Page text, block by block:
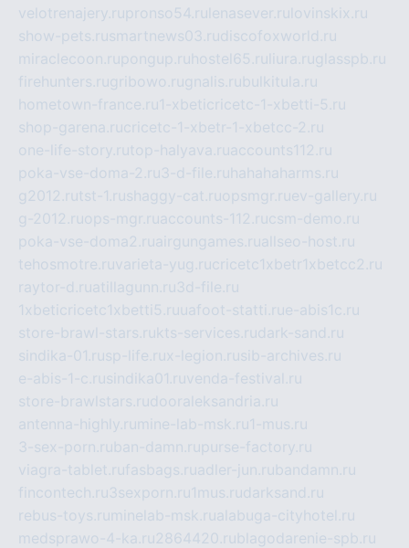
velotrenajery.rupronso54.ru lenasever.ru lovinskix.ru
show-pets.rusmartnews03.rudiscofoxworld.ru
miraclecoon.rupongup.ru hostel65.ru liura.ruglasspb.ru
firehunters.rugribowo.rugnalis.rubulkitula.ru
hometown-france.ru1-xbeticricetc-1-xbetti-5.ru
shop-garena.rucricetc-1-xbetr-1-xbetcc-2.ru
one-life-story.rutop-halyava.ruaccounts112.ru
poka-vse-doma-2.ru3-d-file.ru hahahaharms.ru
g2012.rutst-1.rushaggy-cat.ruopsmgr.ruev-gallery.ru
g-2012.ruops-mgr.ruaccounts-112.rucsm-demo.ru
poka-vse-doma2.ruairgungames.ruallseo-host.ru
tehosmotre.ruvarieta-yug.rucricetc1xbetr1xbetcc2.ru
raytor-d.ruatillagunn.ru3d-file.ru
1xbeticricetc1xbetti5.ruuafoot-statti.rue-abis1c.ru
store-brawl-stars.rukts-services.rudark-sand.ru
sindika-01.rusp-life.rux-legion.rusib-archives.ru
e-abis-1-c.rusindika01.ruvenda-festival.ru
store-brawlstars.rudooraleksandria.ru
antenna-highly.ru mine-lab-msk.ru1-mus.ru
3-sex-porn.ruban-damn.rupurse-factory.ru
viagra-tablet.rufasbags.ruadler-jun.rubandamn.ru
fincontech.ru3sexporn.ru1mus.rudarksand.ru
rebus-toys.ru minelab-msk.rualabuga-cityhotel.ru
medsprawo-4-ka.ru2864420.rublagodarenie-spb.ru